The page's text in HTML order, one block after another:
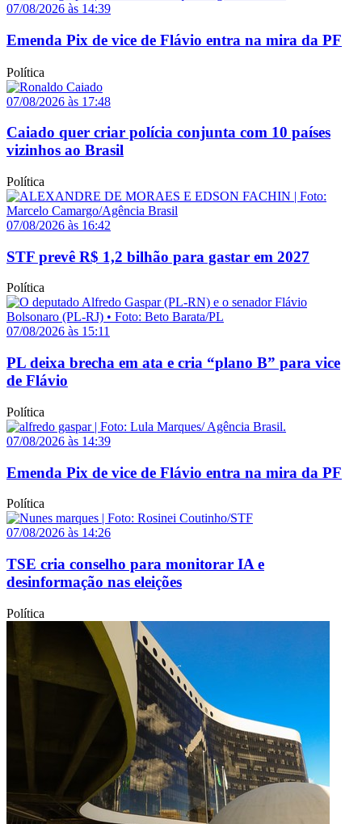
07/08/2026 às 14:39
Emenda Pix de vice de Flávio entra na mira da PF
Política
07/08/2026 às 17:48
Caiado quer criar polícia conjunta com 10 países
vizinhos ao Brasil
Política
07/08/2026 às 16:42
STF prevê R$ 1,2 bilhão para gastar em 2027
Política
07/08/2026 às 15:11
PL deixa brecha em ata e cria “plano B” para vice
de Flávio
Política
07/08/2026 às 14:39
Emenda Pix de vice de Flávio entra na mira da PF
Política
07/08/2026 às 14:26
TSE cria conselho para monitorar IA e
desinformação nas eleições
Política